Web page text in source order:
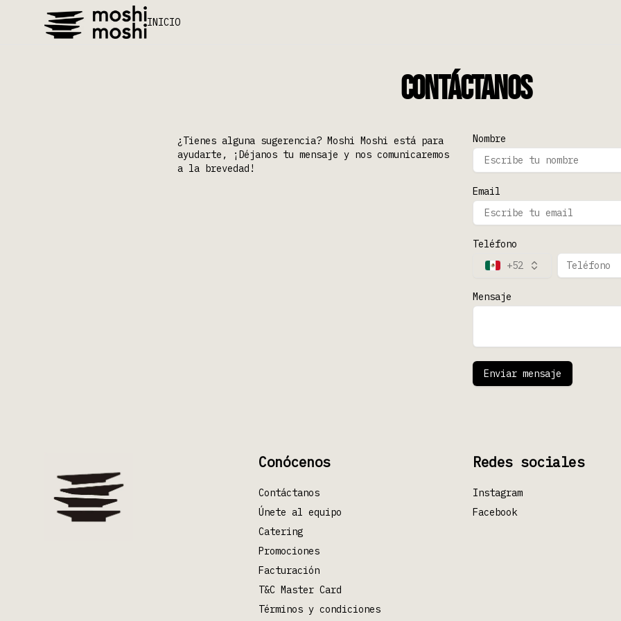
INICIO
Contáctanos
¿Tienes alguna sugerencia? Moshi Moshi está para
ayudarte, ¡Déjanos tu mensaje y nos comunicaremos
a la brevedad!
Nombre
Email
Teléfono
+52
Mensaje
Enviar mensaje
Conócenos
Contáctanos
Únete al equipo
Catering
Promociones
Facturación
T&C Master Card
Términos y condiciones
Redes sociales
Instagram
Facebook